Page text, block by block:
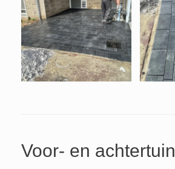
Voor- en achtertuin